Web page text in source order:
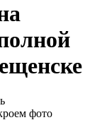
фото